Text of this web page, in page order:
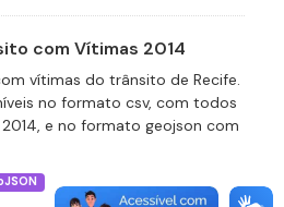
com Vítimas 2014
vítimas do trânsito de Recife.
no formato csv, com todos
e no formato geojson com